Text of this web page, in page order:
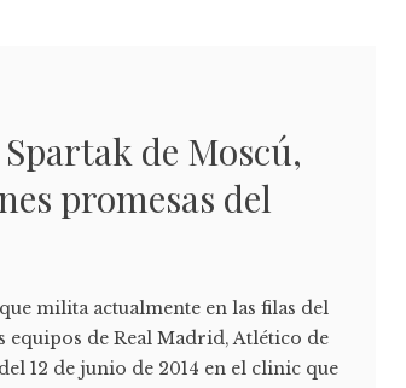
de Moscú,
promesas del
milita actualmente en las filas del
de Real Madrid, Atlético de
12 de junio de 2014 en el clinic que